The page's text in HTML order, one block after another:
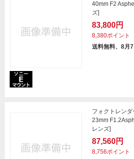
40mm F2
ズ]
83,800円
8,380ポイント
送料無料、8月7
フォクトレン
23mm
レンズ]
87,560円
8,756ポイント